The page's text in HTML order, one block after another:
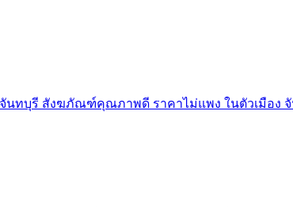
ทบุรี สังฆภัณฑ์คุณภาพดี ราคาไม่แพง ในตัวเมือง